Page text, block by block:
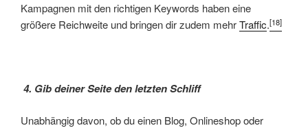
Kampagnen mit den richtigen Keywords haben eine
größere Reichweite und bringen dir zudem mehrTraffic.[18]
4. Gib deiner Seite den letzten Schliff
Unabhängig davon, ob du einen Blog, Onlineshop oder